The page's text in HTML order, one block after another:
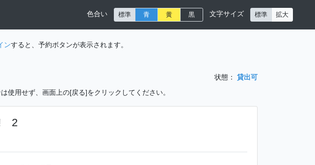
色合い 標準 青 黄 黒 文字サイズ 標準 拡大
ンすると、予約ボタンが表示されます。
状態：
貸出可
使用せず、画面上の[戻る]をクリックしてください。
! 2